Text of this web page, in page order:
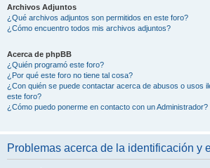
Archivos Adjuntos
¿Qué archivos adjuntos son permitidos en este foro?
¿Cómo encuentro todos mis archivos adjuntos?
Acerca de phpBB
¿Quién programó este foro?
¿Por qué este foro no tiene tal cosa?
¿Con quién se puede contactar acerca de abusos o usos
este foro?
¿Cómo puedo ponerme en contacto con un Administrador?
Problemas acerca de la identificación y